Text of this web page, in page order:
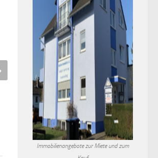
0
Lions Gesundheitstag auf
Hochheimer
11. MÄRZ 2025
Immobilienangebote zur Miete und zum